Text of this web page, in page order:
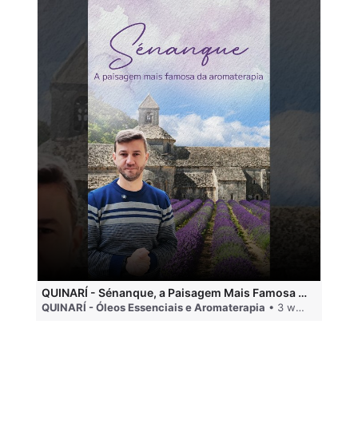
QUINARÍ - Sénanque, a Paisagem Mais Famosa da Aromaterapia
QUINARÍ - Óleos Essenciais e Aromaterapia • 3 weeks ago